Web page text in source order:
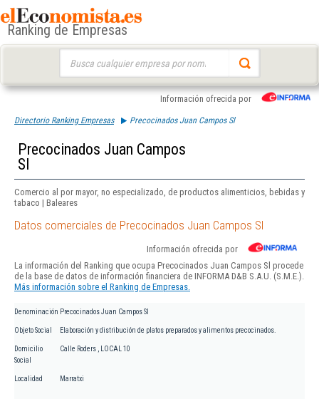
Ranking de Empresas
Información ofrecida por
Directorio Ranking Empresas Precocinados Juan Campos Sl
Precocinados Juan Campos
Sl
Comercio al por mayor, no especializado, de productos alimenticios, bebidas y
tabaco | Baleares
Datos comerciales de Precocinados Juan Campos Sl
Información ofrecida por
La información del Ranking que ocupa Precocinados Juan Campos Sl procede
de la base de datos de información financiera de INFORMA D&B S.A.U. (S.M.E.).
Más información sobre el Ranking de Empresas.
Denominación Precocinados Juan Campos Sl
Objeto Social Elaboración y distribución de platos preparados y alimentos precocinados.
Domicilio
Social
Calle Roders , LOCAL 10
Localidad Marratxi